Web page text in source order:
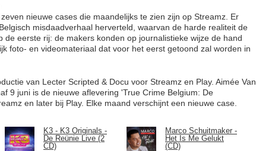
nieuwe cases die maandelijks te zien zijn op Streamz. Er
misdaadverhaal herverteld, waarvan de harde realiteit de
de eerste rij: de makers konden op journalistieke wijze de hand
foto- en videomateriaal dat voor het eerst getoond zal worden in
van Lecter Scripted & Docu voor Streamz en Play. Aimée Van
9 juni is de nieuwe aflevering 'True Crime Belgium: De
en later bij Play. Elke maand verschijnt een nieuwe case.
K3 - K3 Originals -
De Reünie Live (2
CD)
Marco Schuitmaker -
Het Is Me Gelukt
(CD)